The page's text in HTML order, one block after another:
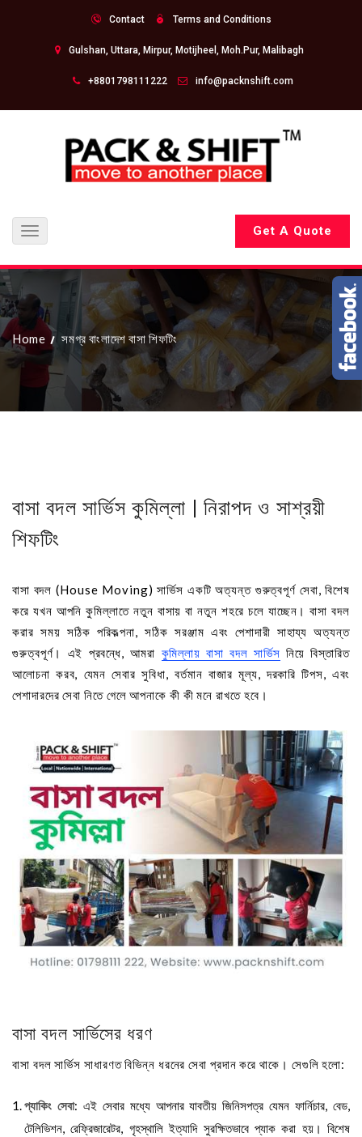
Contact Terms and Conditions
Gulshan, Uttara, Mirpur, Motijheel, Moh.Pur, Malibagh
+8801798111222 info@packnshift.com
Toggle
navigation
Get A Quote
Home সমগ্র বাংলাদেশ বাসা শিফটিং
বাসা বদল সার্ভিস কুমিল্লা | নিরাপদ ও সাশ্রয়ী
শিফটিং
বাসা বদল (House Moving) সার্ভিস একটি অত্যন্ত গুরুত্বপূর্ণ সেবা, বিশেষ
করে যখন আপনি কুমিল্লাতে নতুন বাসায় বা নতুন শহরে চলে যাচ্ছেন। বাসা বদল
করার সময় সঠিক পরিকল্পনা, সঠিক সরঞ্জাম এবং পেশাদারী সাহায্য অত্যন্ত
গুরুত্বপূর্ণ। এই প্রবন্ধে, আমরা কুমিল্লায় বাসা বদল সার্ভিস নিয়ে বিস্তারিত
আলোচনা করব, যেমন সেবার সুবিধা, বর্তমান বাজার মূল্য, দরকারি টিপস, এবং
পেশাদারদের সেবা নিতে গেলে আপনাকে কী কী মনে রাখতে হবে।
বাসা বদল সার্ভিসের ধরণ
বাসা বদল সার্ভিস সাধারণত বিভিন্ন ধরনের সেবা প্রদান করে থাকে। সেগুলি হলো:
প্যাকিং সেবা: এই সেবার মধ্যে আপনার যাবতীয় জিনিসপত্র যেমন ফার্নিচার, বেড,
টেলিভিশন, রেফ্রিজারেটর, গৃহস্থালি ইত্যাদি সুরক্ষিতভাবে প্যাক করা হয়। বিশেষ